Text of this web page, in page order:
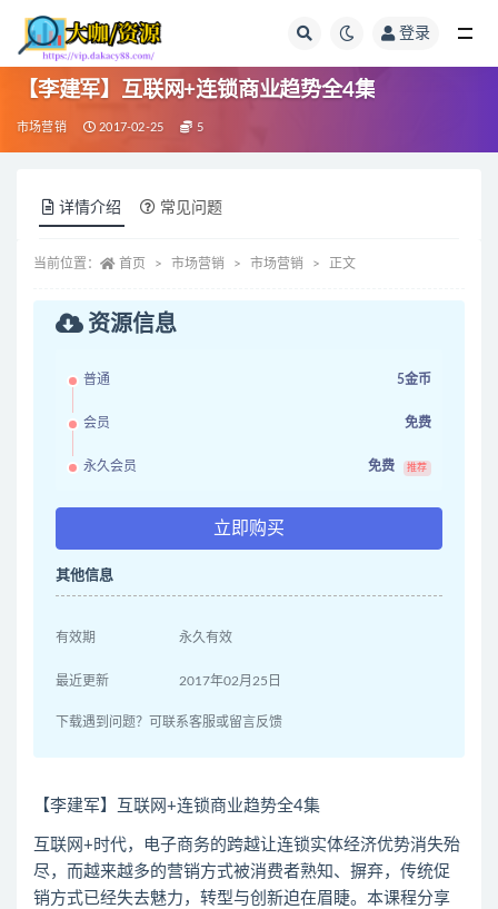
登录
【李建军】互联网+连锁商业趋势全4集
市场营销 2017-02-25 5
详情介绍 常见问题
当前位置： 首页 市场营销 市场营销 正文
资源信息
普通 5金币
会员 免费
永久会员 免费 推荐
立即购买
其他信息
有效期 永久有效
最近更新 2017年02月25日
下载遇到问题？可联系客服或留言反馈
【李建军】互联网+连锁商业趋势全4集
互联网+时代，电子商务的跨越让连锁实体经济优势消失殆
尽，而越来越多的营销方式被消费者熟知、摒弃，传统促
销方式已经失去魅力，转型与创新迫在眉睫。本课程分享
全部